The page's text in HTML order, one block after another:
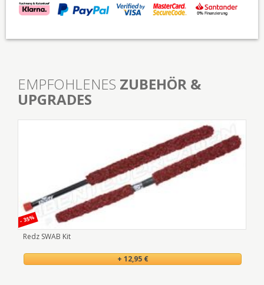
EMPFOHLENES ZUBEHÖR &
UPGRADES
- 35%
Redz SWAB Kit
+ 12,95 €